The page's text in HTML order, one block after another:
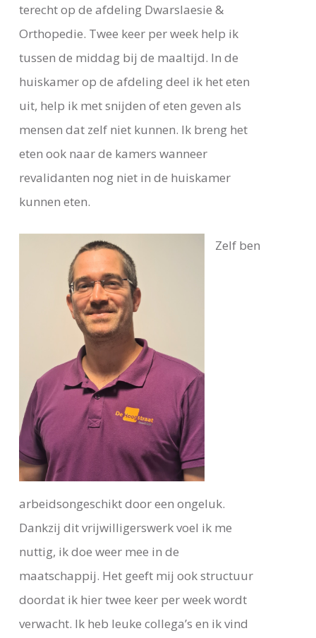
terecht op de afdeling Dwarslaesie &
Orthopedie. Twee keer per week help ik
tussen de middag bij de maaltijd. In de
huiskamer op de afdeling deel ik het eten
uit, help ik met snijden of eten geven als
mensen dat zelf niet kunnen. Ik breng het
eten ook naar de kamers wanneer
revalidanten nog niet in de huiskamer
kunnen eten.
Zelf ben
arbeidsongeschikt door een ongeluk.
Dankzij dit vrijwilligerswerk voel ik me
nuttig, ik doe weer mee in de
maatschappij. Het geeft mij ook structuur
doordat ik hier twee keer per week wordt
verwacht. Ik heb leuke collega’s en ik vind